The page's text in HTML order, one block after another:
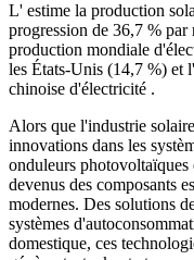
L' estime la production
progression de 36,7 %
production mondiale
les États-Unis (14,7 %) et
chinoise d'électricité .
Alors que l'industrie
innovations dans les
onduleurs photovoltaïques
devenus des composants
modernes. Des solutions
systèmes
domestique, ces